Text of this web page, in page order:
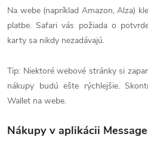
Na webe (napríklad Amazon, Alza)
platbe. Safari vás požiada o
karty sa nikdy nezadávajú.
Tip: Niektoré webové stránky si
nákupy budú ešte rýchlejšie.
Wallet na webe.
Nákupy v aplikácii